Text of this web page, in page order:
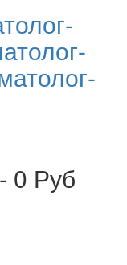
0 Руб